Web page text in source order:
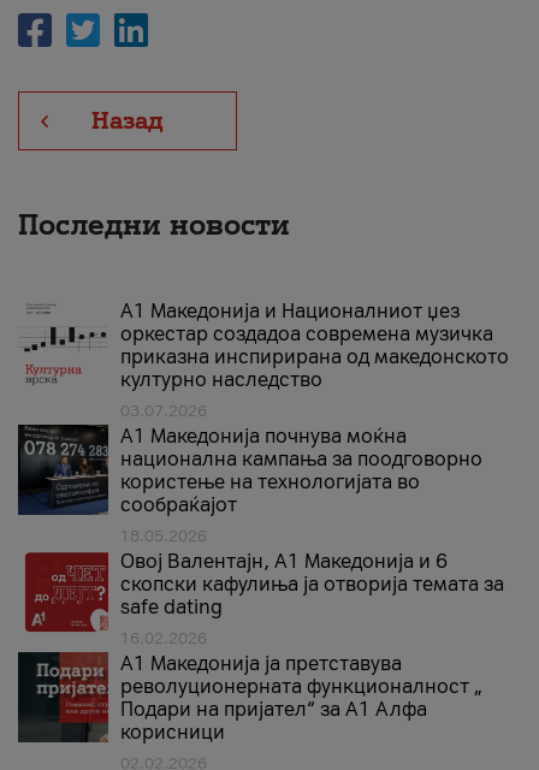
Назад
Последни новости
А1 Македонија и Националниот џез
оркестар создадоа современа музичка
приказна инспирирана од македонското
културно наследство
03.07.2026
A1 Македонија почнува моќна
национална кампања за поодговорно
користење на технологијата во
сообраќајот
18.05.2026
Овој Валентајн, A1 Македонија и 6
скопски кафулиња ја отворија темата за
safe dating
16.02.2026
А1 Македонија ја претставува
револуционерната функционалност „
Подари на пријател“ за А1 Алфа
корисници
02.02.2026